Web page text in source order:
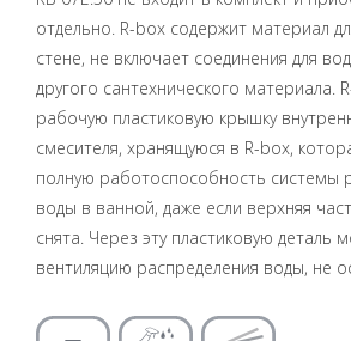
отдельно. R-box содержит материал
стене, не включает соединения для
другого сантехнического материала.
рабочую пластиковую крышку
смесителя, хранящуюся в R-box,
полную работоспособность системы
воды в ванной, даже если верхняя
снята. Через эту пластиковую деталь
вентиляцию распределения воды, не